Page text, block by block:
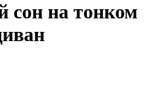
на тонком